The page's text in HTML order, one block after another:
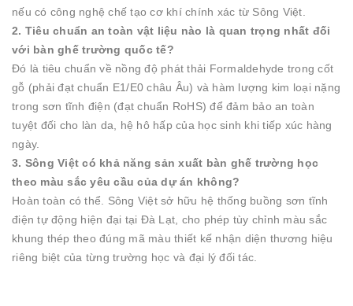
nếu có công nghệ chế tạo cơ khí chính xác từ Sông Việt.
2. Tiêu chuẩn an toàn vật liệu nào là quan trọng nhất đối
với bàn ghế trường quốc tế?
Đó là tiêu chuẩn về nồng độ phát thải Formaldehyde trong cốt
gỗ (phải đạt chuẩn E1/E0 châu Âu) và hàm lượng kim loại nặng
trong sơn tĩnh điện (đạt chuẩn RoHS) để đảm bảo an toàn
tuyệt đối cho làn da, hệ hô hấp của học sinh khi tiếp xúc hàng
ngày.
3. Sông Việt có khả năng sản xuất bàn ghế trường học
theo màu sắc yêu cầu của dự án không?
Hoàn toàn có thể. Sông Việt sở hữu hệ thống buồng sơn tĩnh
điện tự động hiện đại tại Đà Lạt, cho phép tùy chỉnh màu sắc
khung thép theo đúng mã màu thiết kế nhận diện thương hiệu
riêng biệt của từng trường học và đại lý đối tác.